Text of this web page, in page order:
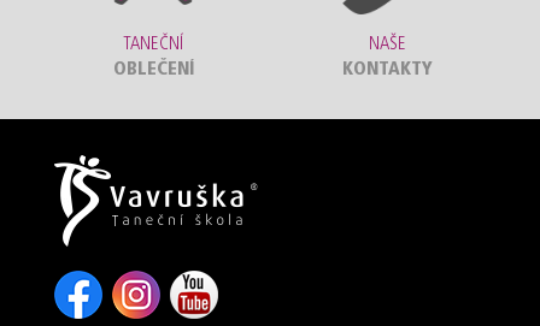
TANEČNÍ
OBLEČENÍ
NAŠE
KONTAKTY